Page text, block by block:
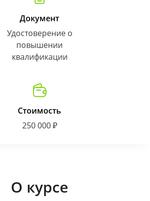
Документ
Удостоверение о
повышении
квалификации
Стоимость
250 000 ₽
О курсе